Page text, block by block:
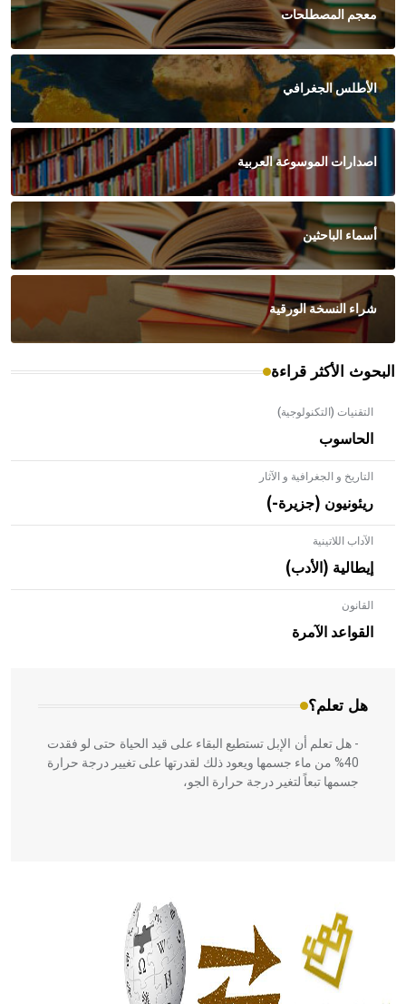
معجم المصطلحات
الأطلس الجغرافي
اصدارات الموسوعة العربية
أسماء الباحثين
شراء النسخة الورقية
البحوث الأكثر قراءة
التقنيات (التكنولوجية)
الحاسوب
التاريخ و الجغرافية و الآثار
ريئونيون (جزيرة-)
الآداب اللاتينية
إيطالية (الأدب)
القانون
القواعد الآمرة
هل تعلم؟
- هل تعلم أن الأبلق نوع من الفنون الهندسية التي ارتبطت
بالعمارة الإسلامية في بلاد الشام ومصر خاصة، حيث يحرص
المعمار على بناء مداميكه وخاصة في الواجهات
- هل تعلم أن الإبل تستطيع البقاء على قيد الحياة حتى لو فقدت
40% من ماء جسمها ويعود ذلك لقدرتها على تغيير درجة حرارة
جسمها تبعاً لتغير درجة حرارة الجو،
الحكم، الأدلة، تنظيم التغذية، ورسالته في جروح الرأس. ويعود
له الفضل بأنه حرر الطب من الدين والفلسفة.